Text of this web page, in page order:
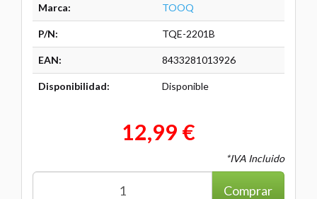
Marca: TOOQ
P/N: TQE-2201B
EAN: 8433281013926
Disponibilidad: Disponible
12,99 €
*IVA Incluido
Comprar